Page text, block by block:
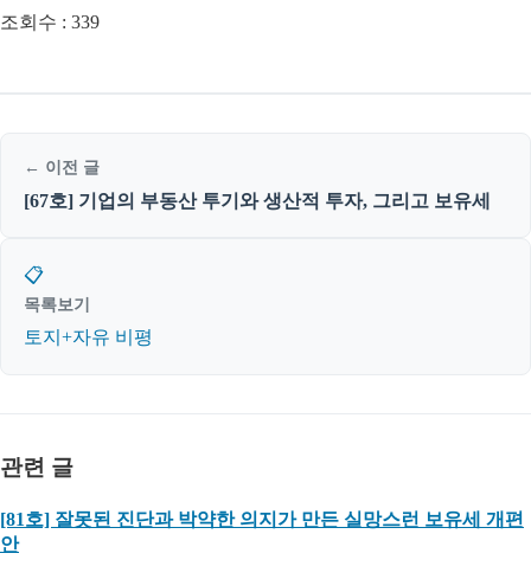
조회수 : 339
← 이전 글
[67호] 기업의 부동산 투기와 생산적 투자, 그리고 보유세
📋
목록보기
토지+자유 비평
관련 글
[81호] 잘못된 진단과 박약한 의지가 만든 실망스런 보유세 개편
안